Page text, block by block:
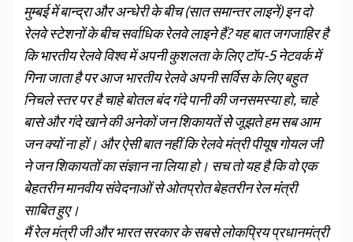
मुम्‍बई में बान्‍द्रा और अन्‍धेरी के बीच (सात समान्‍तर लाइनें) इन दो
रेलवे स्‍टेशनों के बीच सर्वाधिक रेलवे लाइने हैं? यह बात जगजाहिर है
कि भारतीय रेलवे विश्व में अपनी कुशलता के लिए टॉप-5 नेटवर्क में
गिना जाता है पर आज भारतीय रेलवे अपनी सर्विस के लिए बहुत
निचले स्तर पर है चाहे बोतल बंद गंदे पानी की जनसमस्या हो, चाहे
बासे और गंदे खाने की अनेकों जन शिकायतें सेे जूझते हम सब आम
जन क्यों ना हों। और ऐसी बात नहीं कि रेलवे मंत्री पीयूष गोयल जी
ने जन शिकायतों का संज्ञान ना लिया हो। सच तो यह है कि वो एक
बेेहतरीन मानवीय संवेदनाओं से ओतप्रोत बेहतरीन रेल मंंत्री
साबित हुए।
मैं रेल मंत्री जी और भारत सरकार के सबसे लोकप्रिय प्रधानमंत्री